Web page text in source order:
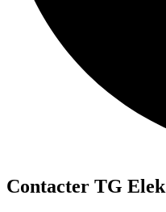
Contacter TG Elek